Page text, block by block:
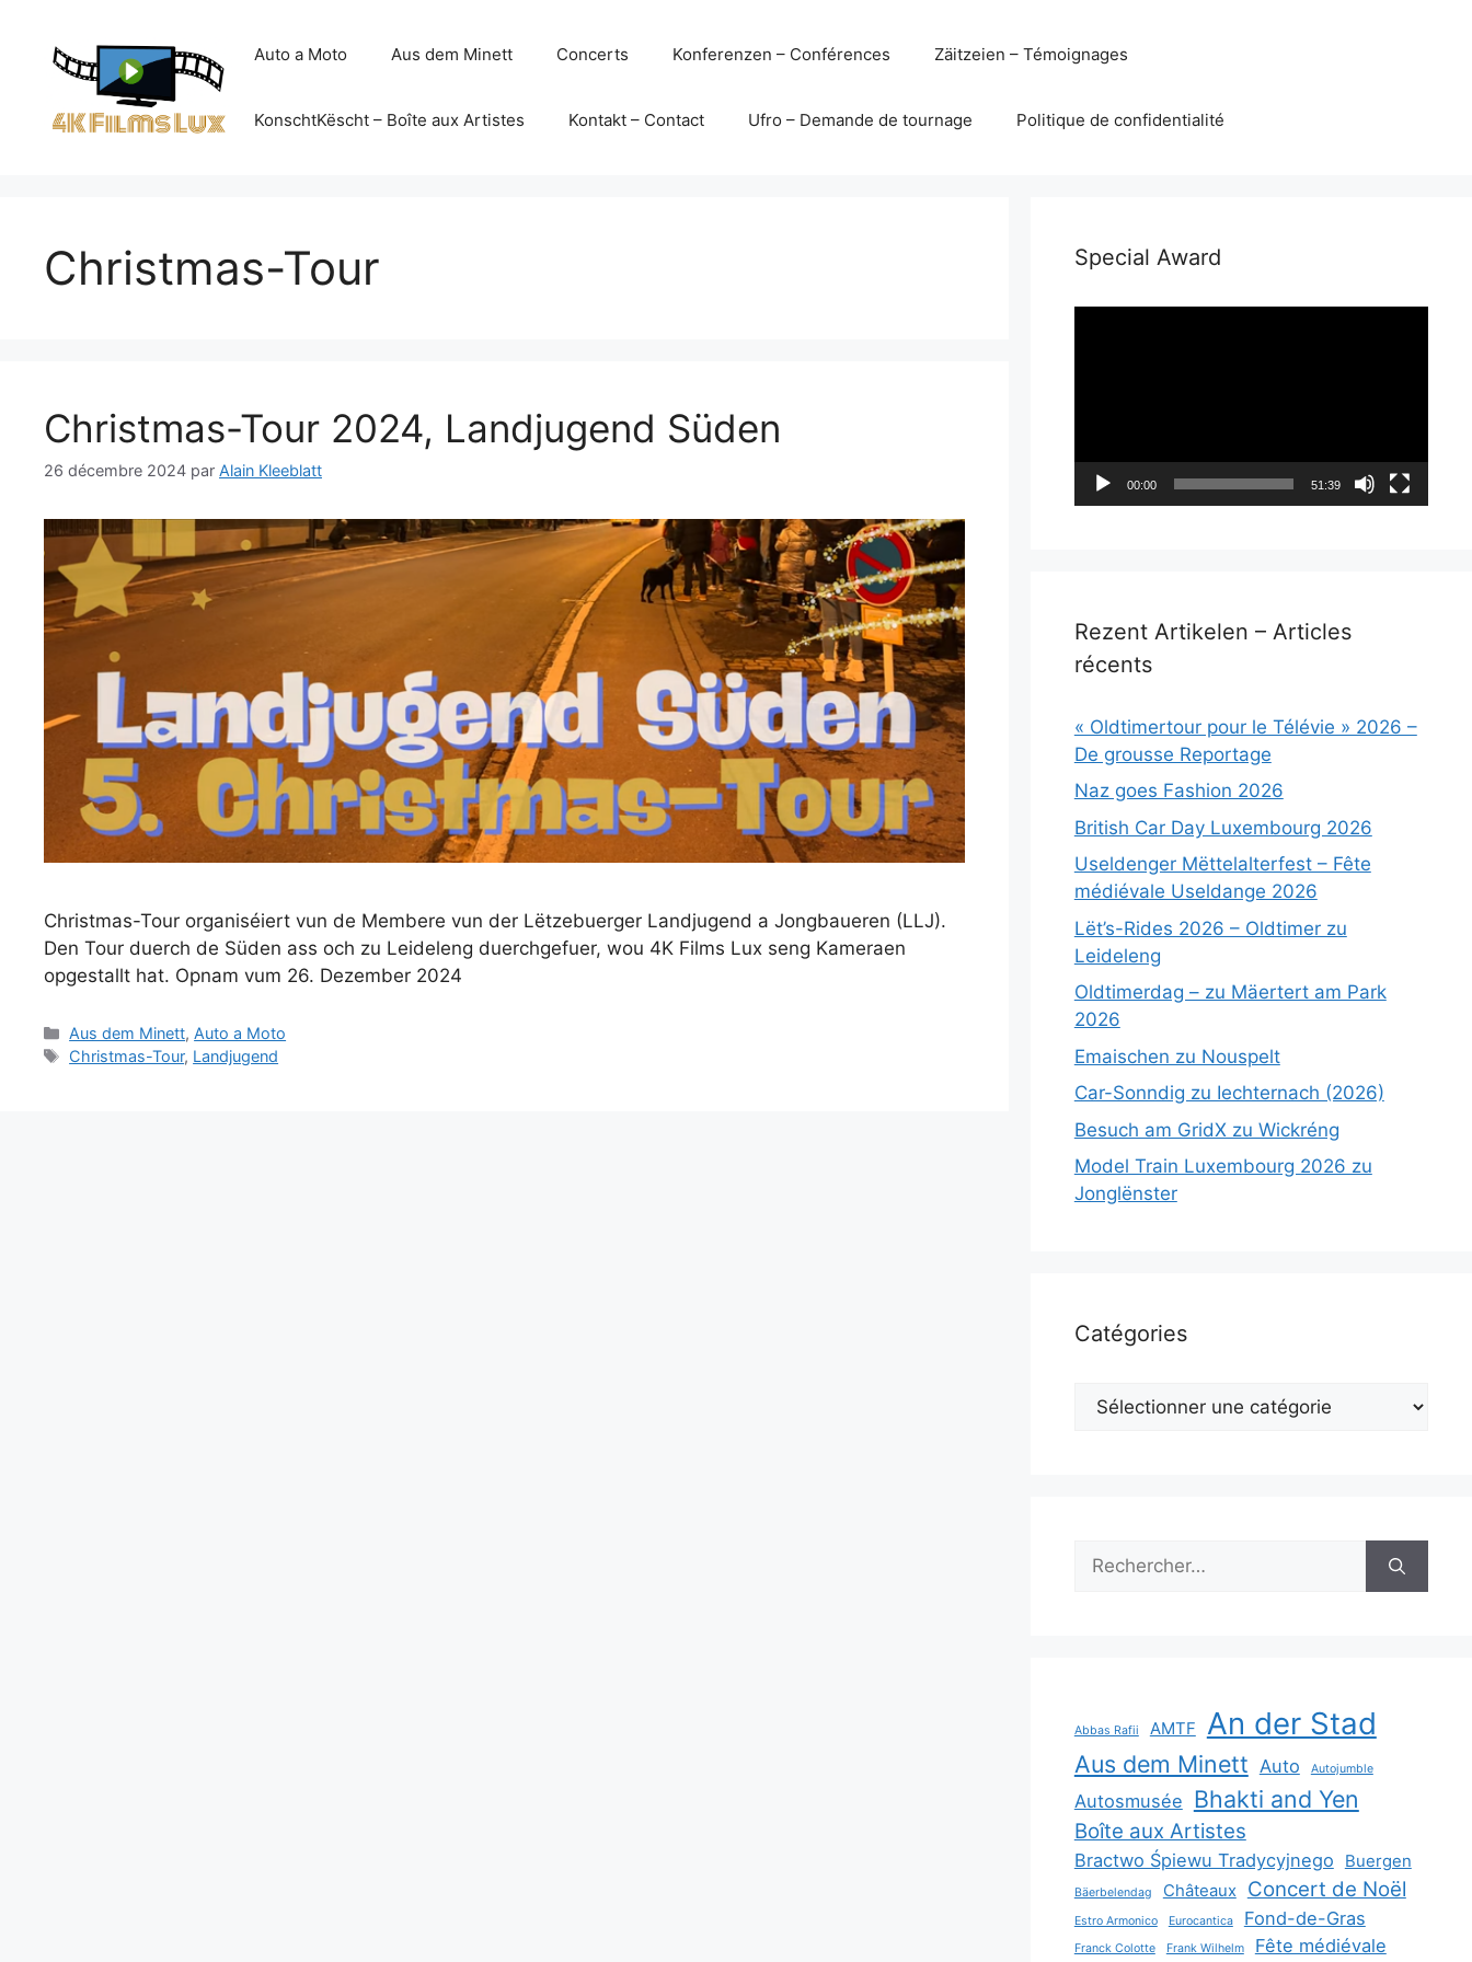
contenu
Auto a Moto Aus dem Minett Concerts Konferenzen – Conférences Zäitzeien – Témoignages
KonschtKëscht – Boîte aux Artistes Kontakt – Contact Ufro – Demande de tournage Politique de confidentialité
Christmas-Tour
Christmas-Tour 2024, Landjugend Süden
26 décembre 2024 par Alain Kleeblatt
Christmas-Tour organiséiert vun de Membere vun der Lëtzebuerger Landjugend a Jongbaueren (LLJ).
Den Tour duerch de Süden ass och zu Leideleng duerchgefuer, wou 4K Films Lux seng Kameraen
opgestallt hat. Opnam vum 26. Dezember 2024
Catégories
Aus dem Minett, Auto a Moto
Étiquettes
Christmas-Tour, Landjugend
Special Award
00:00 51:39
Rezent Artikelen – Articles
récents
« Oldtimertour pour le Télévie » 2026 –
De grousse Reportage
Naz goes Fashion 2026
British Car Day Luxembourg 2026
Useldenger Mëttelalterfest – Fête
médiévale Useldange 2026
Lët’s-Rides 2026 – Oldtimer zu
Leideleng
Oldtimerdag – zu Mäertert am Park
2026
Emaischen zu Nouspelt
Car-Sonndig zu Iechternach (2026)
Besuch am GridX zu Wickréng
Model Train Luxembourg 2026 zu
Jonglënster
Catégories
Catégories
Rechercher :
Abbas Rafii AMTF An der Stad
Aus dem Minett Auto Autojumble
Autosmusée Bhakti and Yen
Boîte aux Artistes
Bractwo Śpiewu Tradycyjnego Buergen
Bäerbelendag Châteaux Concert de Noël
Estro Armonico Eurocantica Fond-de-Gras
Franck Colotte Frank Wilhelm Fête médiévale